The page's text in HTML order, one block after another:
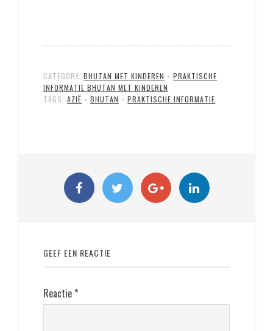
CATEGORY:BHUTAN MET KINDEREN •PRAKTISCHE
INFORMATIE BHUTAN MET KINDEREN
TAGS:AZIË •BHUTAN •PRAKTISCHE INFORMATIE
GEEF EEN REACTIE
Reactie *